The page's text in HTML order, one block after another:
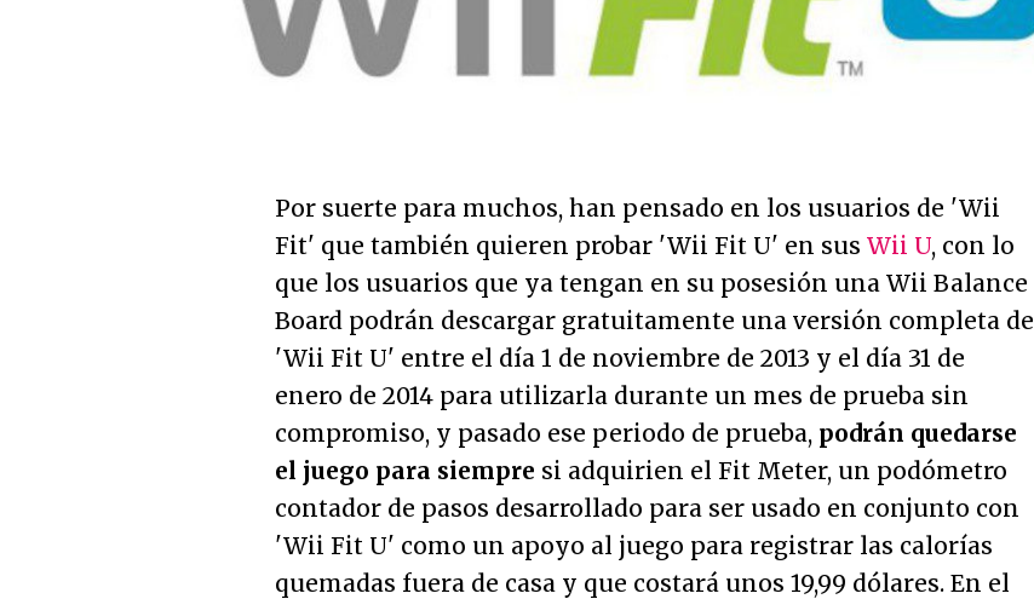
Por suerte para muchos, han pensado en los usuarios de 'Wii
Fit' que también quieren probar 'Wii Fit U' en sus Wii U, con lo
que los usuarios que ya tengan en su posesión una Wii Balance
Board podrán descargar gratuitamente una versión completa de
'Wii Fit U' entre el día 1 de noviembre de 2013 y el día 31 de
enero de 2014 para utilizarla durante un mes de prueba sin
compromiso, y pasado ese periodo de prueba, podrán quedarse
el juego para siempre si adquirien el Fit Meter, un podómetro
contador de pasos desarrollado para ser usado en conjunto con
'Wii Fit U' como un apoyo al juego para registrar las calorías
quemadas fuera de casa y que costará unos 19,99 dólares. En el